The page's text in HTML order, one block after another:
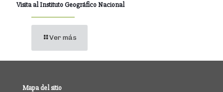
Visita al Instituto Geográfico Nacional
Ver más
Mapa del sitio